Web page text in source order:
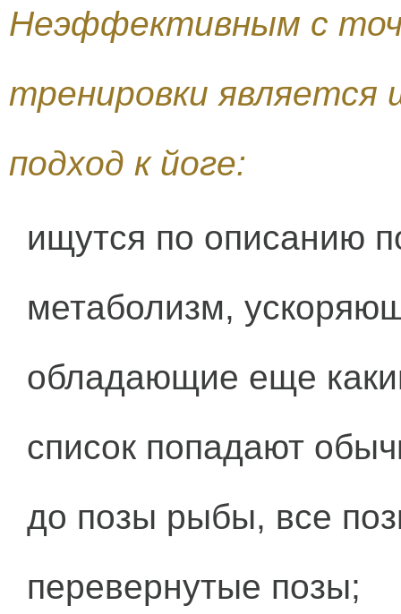
Неэффективным с
тренировки является
подход к йоге:
ищутся по описанию
метаболизм,
обладающие еще
список попадают
до позы рыбы, все
перевернутые позы;